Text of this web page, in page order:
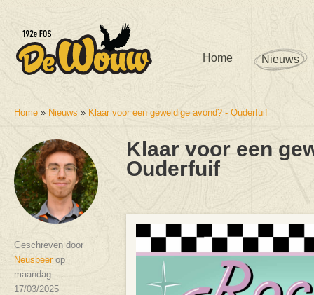
Home Nieuws
U bent hier
Home » Nieuws » Klaar voor een geweldige avond? - Ouderfuif
Geschreven door
Neusbeerop
maandag
17/03/2025
Klaar voor een
Ouderfuif